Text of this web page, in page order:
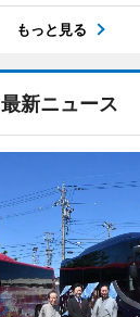
もっと見る
最新ニュース